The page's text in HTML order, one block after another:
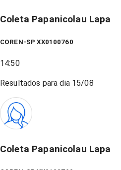
Coleta Papanicolau Lapa
COREN-SP XX0100760
14:50
Resultados para dia 15/08
Coleta Papanicolau Lapa